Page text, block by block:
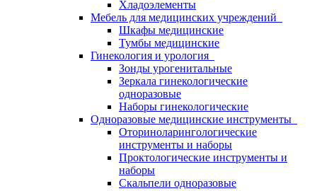
Хладоэлементы
Мебель для медицинских учреждений
Шкафы медицинские
Тумбы медицинские
Гинекология и урология
Зонды урогенитальные
Зеркала гинекологические
одноразовые
Наборы гинекологические
Одноразовые медицинские инструменты
Оториноларингологические
инструменты и наборы
Проктологические инструменты и
наборы
Скальпели одноразовые